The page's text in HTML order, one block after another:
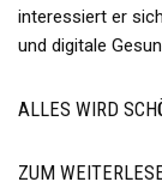
interessiert er
und digitale
ALLES WIRD
ZUM